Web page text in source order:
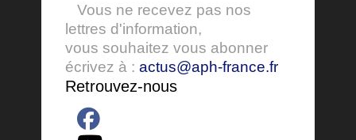
Vous ne recevez pas nos
lettres d'information,
vous souhaitez vous abonner
écrivez à : actus@aph-france.fr
Retrouvez-nous